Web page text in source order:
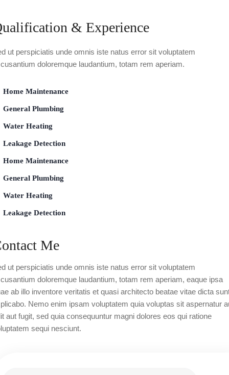
& Experience
ut perspiciatis unde omnis iste natus error sit voluptatem
doloremque laudantium, totam rem aperiam.
Home Maintenance
General Plumbing
Water Heating
Leakage Detection
Home Maintenance
General Plumbing
Water Heating
Leakage Detection
Me
ut perspiciatis unde omnis iste natus error sit voluptatem
doloremque laudantium, totam rem aperiam, eaque ipsa
ab illo inventore veritatis et quasi architecto beatae vitae dicta
Nemo enim ipsam voluptatem quia voluptas sit aspernatur
aut fugit, sed quia consequuntur magni dolores eos qui ratione
sequi nesciunt.